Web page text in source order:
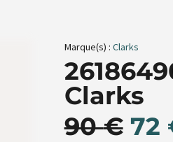
Marque(s) : Clarks
Clarks
90€ 72